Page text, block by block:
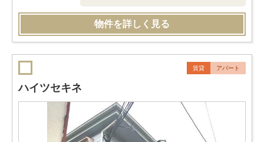
物件を詳しく見る
賃貸 アパート
ハイツセキネ